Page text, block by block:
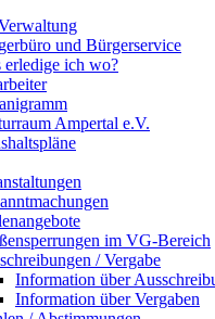
und Bürgerservice
erledige ich wo?
Ampertal e.V.
im VG-Bereich
/ Vergabe
Information über
Information über Vergaben